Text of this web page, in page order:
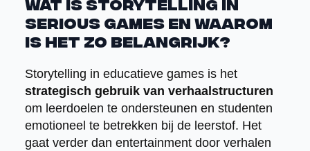
Wat is storytelling in
serious games en waarom
is het zo belangrijk?
Storytelling in educatieve games is het
strategisch gebruik van verhaalstructuren
om leerdoelen te ondersteunen en studenten
emotioneel te betrekken bij de leerstof. Het
gaat verder dan entertainment door verhalen